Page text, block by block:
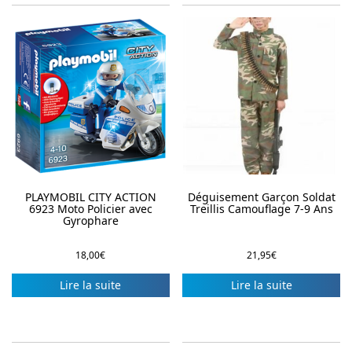
PLAYMOBIL CITY ACTION
6923 Moto Policier avec
Gyrophare
18,00€
Lire la suite
Déguisement Garçon Soldat
Treillis Camouflage 7-9 Ans
21,95€
Lire la suite